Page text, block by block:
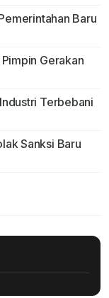
Baru
Gerakan
Terbebani
Sanksi Baru